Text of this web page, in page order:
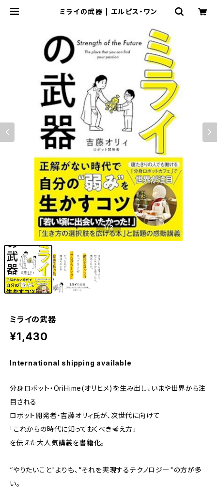
ミライの武器 | エルピス・ワン
1/2
ミライの武器
¥1,430
International shipping available
分身ロボット・OriHime(オリヒメ)を生み出し、いまや世界から注
目される
ロボット開発者・吉藤オリィ氏が、次世代に向けて
「これからの時代に知っておくべき考え方」
を伝えた大人気講義を書籍化。
“やりたいこと"よりも、“それを実現するテクノロジー"の方が多
い。